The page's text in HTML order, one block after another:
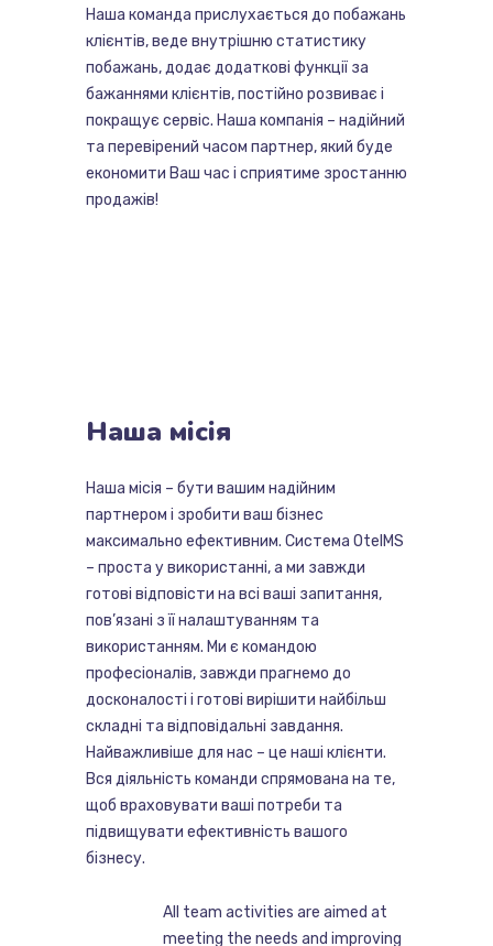
Наша команда прислухається до побажань
клієнтів, веде внутрішню статистику
побажань, додає додаткові функції за
бажаннями клієнтів, постійно розвиває і
покращує сервіс. Наша компанія – надійний
та перевірений часом партнер, який буде
економити Ваш час і сприятиме зростанню
продажів!
Наша місія
Наша місія – бути вашим надійним
партнером і зробити ваш бізнес
максимально ефективним. Система OtelMS
– проста у використанні, а ми завжди
готові відповісти на всі ваші запитання,
пов’язані з її налаштуванням та
використанням. Ми є командою
професіоналів, завжди прагнемо до
досконалості і готові вирішити найбільш
складні та відповідальні завдання.
Найважливіше для нас – це наші клієнти.
Вся діяльність команди спрямована на те,
щоб враховувати ваші потреби та
підвищувати ефективність вашого
бізнесу.
All team activities are aimed at
meeting the needs and improving